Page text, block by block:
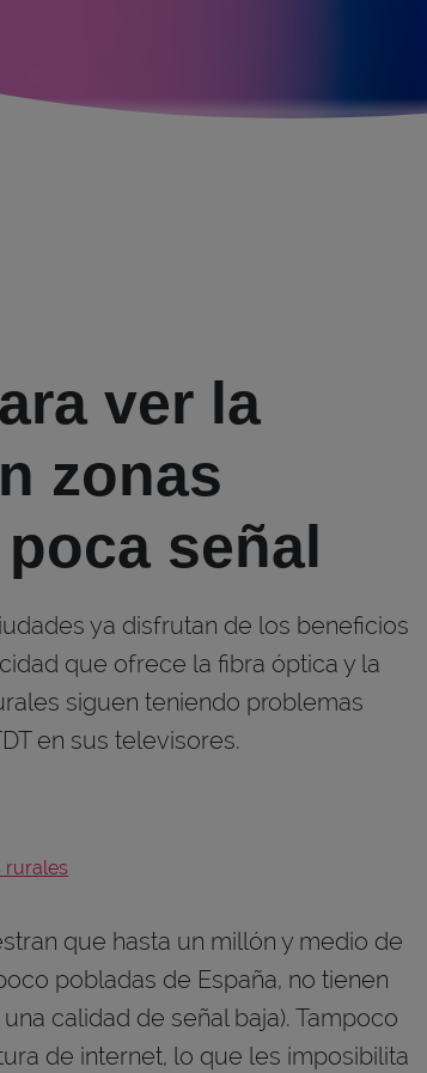
ver la
zonas
señal
ya disfrutan de los beneficios
que ofrece la fibra óptica y la
siguen teniendo problemas
en sus televisores.
rurales
que hasta un millón y medio de
pobladas de España, no tienen
calidad de señal baja). Tampoco
de internet, lo que les imposibilita